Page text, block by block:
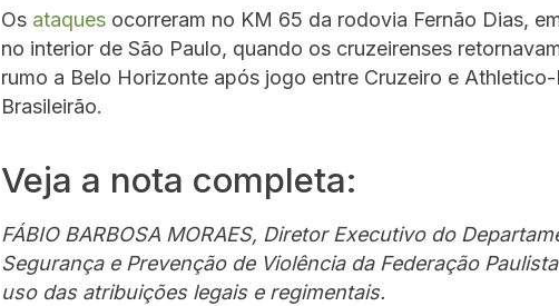
Os ataques ocorreram no KM 65 da rodovia Fernão Dias,
no interior de São Paulo, quando os cruzeirenses
rumo a Belo Horizonte após jogo entre Cruzeiro e Athletico-
Brasileirão.
Veja a nota completa:
FÁBIO BARBOSA MORAES, Diretor Executivo do
Segurança e Prevenção de Violência da Federação
uso das atribuições legais e regimentais.